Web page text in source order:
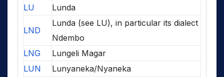
LU
Lunda
LND
Lunda (see LU), in particular its dialect
Ndembo
LNG
Lungeli Magar
LUN
Lunyaneka/Nyaneka